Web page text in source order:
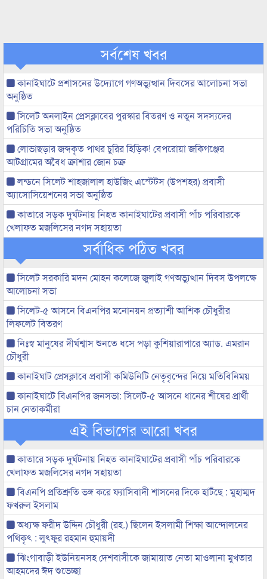
সর্বশেষ খবর
কানাইঘাটে প্রশাসনের উদ্যোগে গণঅভ্যুত্থান দিবসের আলোচনা সভা
অনুষ্ঠিত
সিলেট অনলাইন প্রেসক্লাবের পুরস্কার বিতরণ ও নতুন সদস্যদের
পরিচিতি সভা অনুষ্ঠিত
লোভাছড়ার জব্দকৃত পাথর চুরির হিড়িক! বেপরোয়া জকিগঞ্জের
আটগ্রামের অবৈধ ক্রাশার জোন চক্র
লন্ডনে সিলেট শাহজালাল হাউজিং এস্টেটস (উপশহর) প্রবাসী
অ্যাসোসিয়েশনের সভা অনুষ্ঠিত
কাতারে সড়ক দুর্ঘটনায় নিহত কানাইঘাটের প্রবাসী পাঁচ পরিবারকে
খেলাফত মজলিসের নগদ সহায়তা
সর্বাধিক পঠিত খবর
সিলেট সরকারি মদন মোহন কলেজে জুলাই গণঅভ্যুত্থান দিবস উপলক্ষে
আলোচনা সভা
সিলেট-৫ আসনে বিএনপির মনোনয়ন প্রত্যাশী আশিক চৌধুরীর
লিফলেট বিতরণ
নিঃস্ব মানুষের দীর্ঘশ্বাস শুনতে ধসে পড়া কুশিয়ারাপারে অ্যাড. এমরান
চৌধুরী
কানাইঘাট প্রেসক্লাবে প্রবাসী কমিউনিটি নেতৃবৃন্দের নিয়ে মতিবিনিময়
কানাইঘাটে বিএনপির জনসভা: সিলেট-৫ আসনে ধানের শীষের প্রার্থী
চান নেতাকর্মীরা
এই বিভাগের আরো খবর
কাতারে সড়ক দুর্ঘটনায় নিহত কানাইঘাটের প্রবাসী পাঁচ পরিবারকে
খেলাফত মজলিসের নগদ সহায়তা
বিএনপি প্রতিশ্রুতি ভঙ্গ করে ফ্যাসিবাদী শাসনের দিকে হাটঁছে : মুহাম্মদ
ফখরুল ইসলাম
অধ্যক্ষ ফরীদ উদ্দিন চৌধুরী (রহ.) ছিলেন ইসলামী শিক্ষা আন্দোলনের
পথিকৃৎ : লুৎফুর রহমান হুমায়দী
ঝিংগাবাড়ী ইউনিয়নসহ দেশবাসীকে জামায়াত নেতা মাওলানা মুখতার
আহমদের ঈদ শুভেচ্ছা